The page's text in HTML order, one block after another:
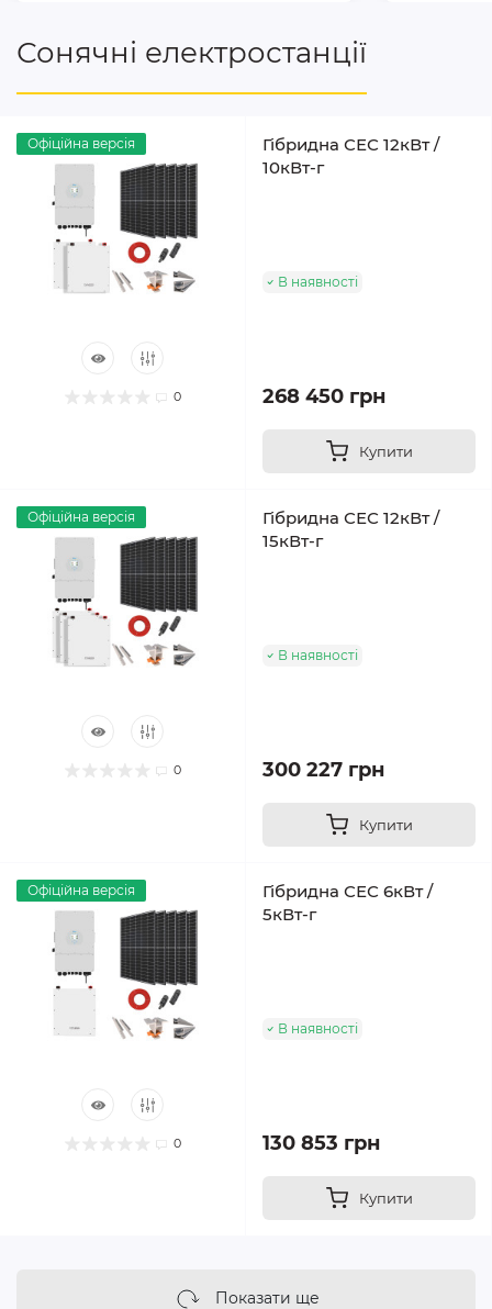
Сонячні електростанції
Офіційна версія
0
Гібридна СЕС 12кВт /
10кВт-г
В наявності
268 450 грн
Купити
Офіційна версія
0
Гібридна СЕС 12кВт /
15кВт-г
В наявності
300 227 грн
Купити
Офіційна версія
0
Гібридна СЕС 6кВт /
5кВт-г
В наявності
130 853 грн
Купити
Показати ще